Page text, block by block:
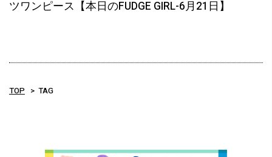
ツワンピース【本日のFUDGE GIRL-6月21日】
TOP TAG